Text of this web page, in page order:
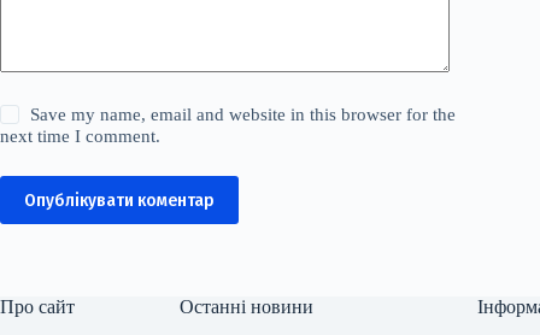
Save my name, email and website in this browser for the
next time I comment.
Опублікувати коментар
Про сайт Останні новини